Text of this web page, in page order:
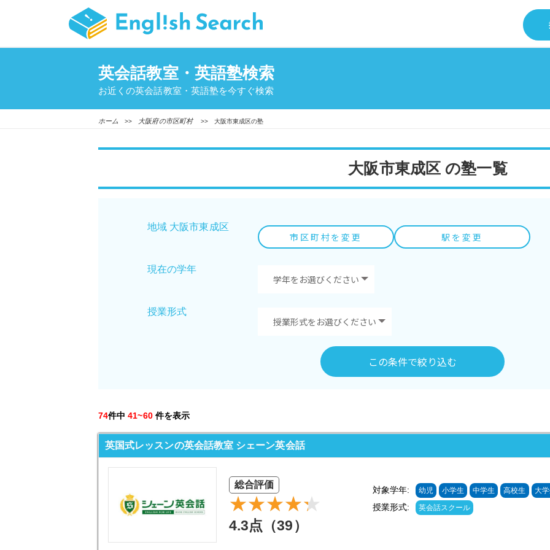
英会話教室・英語塾検索
お近くの英会話教室・英語塾を今すぐ検索
ホーム >> 大阪府の市区町村>> 大阪市東成区の塾
大阪市東成区 の塾一覧
地域 大阪市東成区
市区町村を変更 駅を変更
現在の学年
授業形式
この条件で絞り込む
74件中41~60 件を表示
英国式レッスンの英会話教室 シェーン英会話
総合評価
4.3点（39）
対象学年: 幼児 小学生 中学生 高校生 大
授業形式: 英会話スクール